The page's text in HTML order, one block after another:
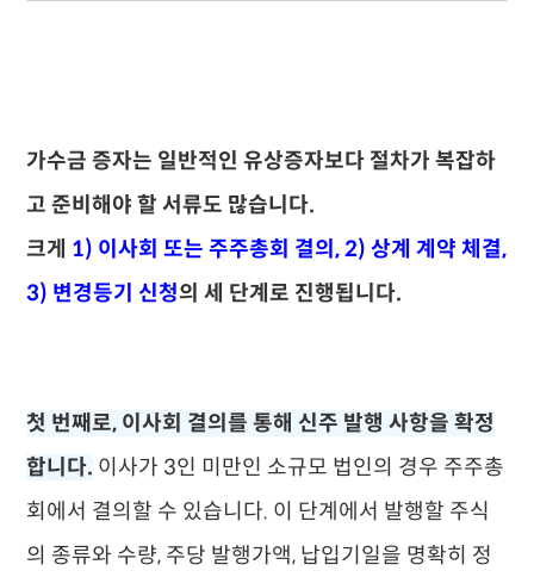
가수금 증자는 일반적인 유상증자보다 절차가 복잡하
고 준비해야 할 서류도 많습니다.
크게 1) 이사회 또는 주주총회 결의, 2) 상계 계약 체결,
3) 변경등기 신청의 세 단계로 진행됩니다.
첫 번째로, 이사회 결의를 통해 신주 발행 사항을 확정
합니다. 이사가 3인 미만인 소규모 법인의 경우 주주총
회에서 결의할 수 있습니다. 이 단계에서 발행할 주식
의 종류와 수량, 주당 발행가액, 납입기일을 명확히 정